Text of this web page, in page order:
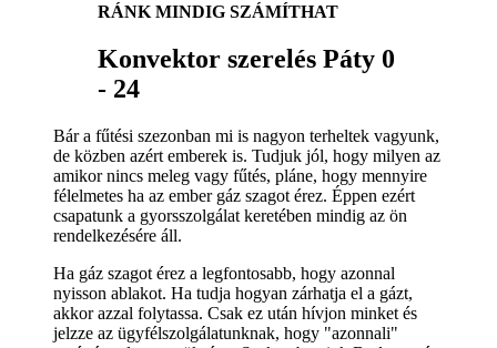
RÁNK MINDIG SZÁMÍTHAT
Konvektor szerelés Páty 0
- 24
Bár a fűtési szezonban mi is nagyon terheltek vagyunk,
de közben azért emberek is. Tudjuk jól, hogy milyen az
amikor nincs meleg vagy fűtés, pláne, hogy mennyire
félelmetes ha az ember gáz szagot érez. Éppen ezért
csapatunk a gyorsszolgálat keretében mindig az ön
rendelkezésére áll.
Ha gáz szagot érez a legfontosabb, hogy azonnal
nyisson ablakot. Ha tudja hogyan zárhatja el a gázt,
akkor azzal folytassa. Csak ez után hívjon minket és
jelzze az ügyfélszolgálatunknak, hogy "azonnali"